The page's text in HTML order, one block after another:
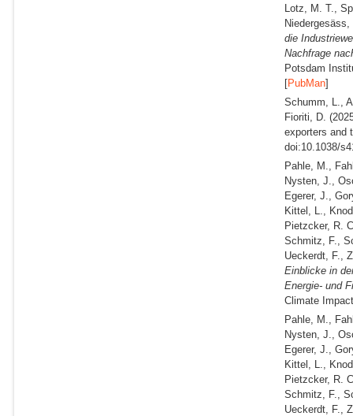
Lotz, M. T.,
die
Nachfrage
Potsdam
[PubMan]
Schumm, L.,
Fioriti, D.
exporters and
doi:10.1038/
Pahle, M.,
Nysten, J.,
Egerer, J.,
Kittel, L.,
Pietzcker, R.
Schmitz, F.,
Ueckerdt, F.,
Einblicke in
Energie- und
Climate
Pahle, M.,
Nysten, J.,
Egerer, J.,
Kittel, L.,
Pietzcker, R.
Schmitz, F.,
Ueckerdt, F.,